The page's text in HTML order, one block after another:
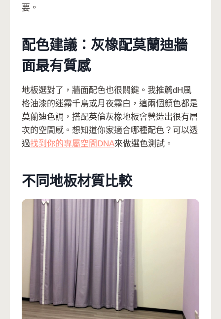
要。
配色建議：灰橡配莫蘭迪牆
面最有質感
地板選對了，牆面配色也很關鍵。我推薦dH風
格油漆的迷霧千鳥或月夜霧白，這兩個顏色都是
莫蘭迪色調，搭配英倫灰橡地板會營造出很有層
次的空間感。想知道你家適合哪種配色？可以透
過找到你的專屬空間DNA來做選色測試。
不同地板材質比較